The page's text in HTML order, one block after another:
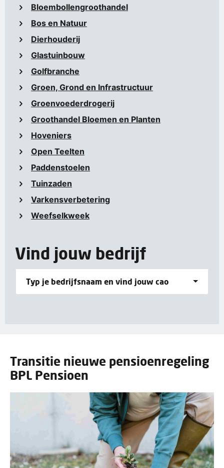
Bloembollengroothandel
Bos en Natuur
Dierhouderij
Glastuinbouw
Golfbranche
Groen, Grond en Infrastructuur
Groenvoederdrogerij
Groothandel Bloemen en Planten
Hoveniers
Open Teelten
Paddenstoelen
Tuinzaden
Varkensverbetering
Weefselkweek
Vind jouw bedrijf
Typ je bedrijfsnaam en vind jouw cao
Transitie nieuwe pensioenregeling
BPL Pensioen